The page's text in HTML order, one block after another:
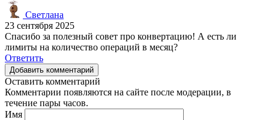
Светлана
23 сентября 2025
Спасибо за полезный совет про конвертацию! А есть ли
лимиты на количество операций в месяц?
Ответить
Добавить комментарий
Оставить комментарий
Комментарии появляются на сайте после модерации, в
течение пары часов.
Имя